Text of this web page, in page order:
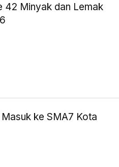
42 Minyak dan Lemak
ke SMA7 Kota